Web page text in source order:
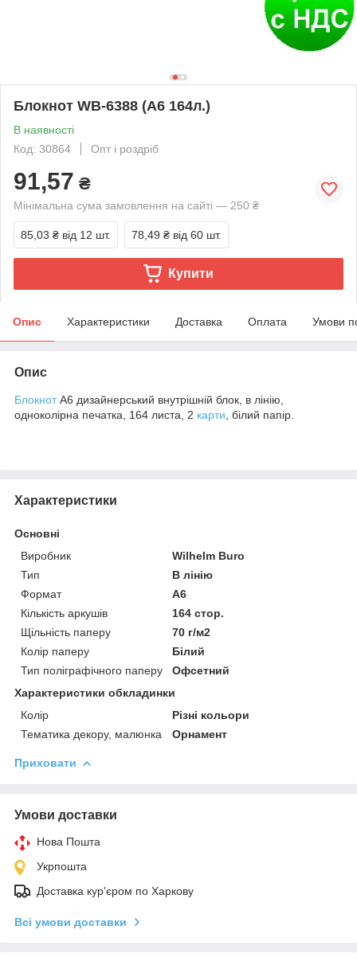
Блокнот WB-6388 (A6 164л.)
В наявності
Код: 30864
Опт і роздріб
91,57 ₴
Мінімальна сума замовлення на сайті — 250 ₴
85,03 ₴ від 12 шт. 78,49 ₴ від 60 шт.
Купити
Опис Характеристики Доставка Оплата Умови
Опис
БлокнотA6 дизайнерський внутрішній блок, в лінію,
одноколірна печатка, 164 листа, 2 карти , білий папір.
Характеристики
Основні
Виробник
Wilhelm Buro
Тип
В лінію
Формат
A6
Кількість аркушів
164 стор.
Щільність паперу
70 г/м2
Колір паперу
Білий
Тип поліграфічного паперу
Офсетний
Характеристики обкладинки
Колір
Різні кольори
Тематика декору, малюнка
Орнамент
Приховати
Умови доставки
Нова Пошта
Укрпошта
Доставка кур'єром по Харкову
Всі умови доставки